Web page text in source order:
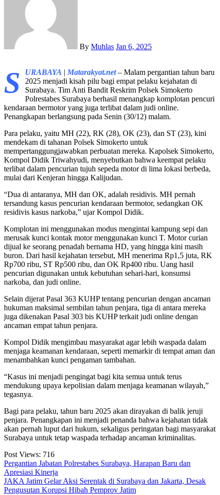
By Muhlas Jan 6, 2025
S URABAYA | Matarakyat.net– Malam pergantian tahun baru
2025 menjadi kisah pilu bagi empat pelaku kejahatan di
Surabaya. Tim Anti Bandit Reskrim Polsek Simokerto
Polrestabes Surabaya berhasil menangkap komplotan pencuri
kendaraan bermotor yang juga terlibat dalam judi online.
Penangkapan berlangsung pada Senin (30/12) malam.
Para pelaku, yaitu MH (22), RK (28), OK (23), dan ST (23), kini
mendekam di tahanan Polsek Simokerto untuk
mempertanggungjawabkan perbuatan mereka. Kapolsek Simokerto,
Kompol Didik Triwahyudi, menyebutkan bahwa keempat pelaku
terlibat dalam pencurian tujuh sepeda motor di lima lokasi berbeda,
mulai dari Kenjeran hingga Kalijudan.
“Dua di antaranya, MH dan OK, adalah residivis. MH pernah
tersandung kasus pencurian kendaraan bermotor, sedangkan OK
residivis kasus narkoba,” ujar Kompol Didik.
Komplotan ini menggunakan modus mengintai kampung sepi dan
merusak kunci kontak motor menggunakan kunci T. Motor curian
dijual ke seorang penadah bernama HD, yang hingga kini masih
buron. Dari hasil kejahatan tersebut, MH menerima Rp1,5 juta, RK
Rp700 ribu, ST Rp500 ribu, dan OK Rp400 ribu. Uang hasil
pencurian digunakan untuk kebutuhan sehari-hari, konsumsi
narkoba, dan judi online.
Selain dijerat Pasal 363 KUHP tentang pencurian dengan ancaman
hukuman maksimal sembilan tahun penjara, tiga di antara mereka
juga dikenakan Pasal 303 bis KUHP terkait judi online dengan
ancaman empat tahun penjara.
Kompol Didik mengimbau masyarakat agar lebih waspada dalam
menjaga keamanan kendaraan, seperti memarkir di tempat aman dan
menambahkan kunci pengaman tambahan.
“Kasus ini menjadi pengingat bagi kita semua untuk terus
mendukung upaya kepolisian dalam menjaga keamanan wilayah,”
tegasnya.
Bagi para pelaku, tahun baru 2025 akan dirayakan di balik jeruji
penjara. Penangkapan ini menjadi penanda bahwa kejahatan tidak
akan pernah luput dari hukum, sekaligus peringatan bagi masyarakat
Surabaya untuk tetap waspada terhadap ancaman kriminalitas.
Post Views: 716
Navigasi
pos
Pergantian Jabatan Polrestabes Surabaya, Harapan Baru dan
Apresiasi Kinerja
JAKA Jatim Gelar Aksi Serentak di Surabaya dan Jakarta, Desak
Pengusutan Korupsi Hibah Pemprov Jatim